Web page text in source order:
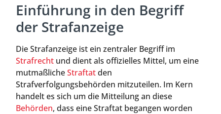
Einführung in den Begriff
der Strafanzeige
Die Strafanzeige ist ein zentraler Begriff im
Strafrecht und dient als offizielles Mittel, um eine
mutmaßlicheStraftatden
Strafverfolgungsbehörden mitzuteilen. Im Kern
handelt es sich um die Mitteilung an diese
Behörden, dass eine Straftat begangen worden